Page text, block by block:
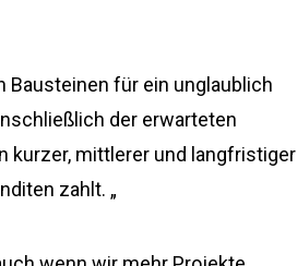
Bausteinen für ein unglaublich
der erwarteten
kurzer, mittlerer und langfristiger
zahlt. „